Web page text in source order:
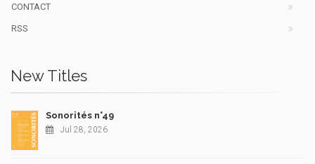
CONTACT
RSS
New Titles
Sonorités n°49
Jul 28, 2026